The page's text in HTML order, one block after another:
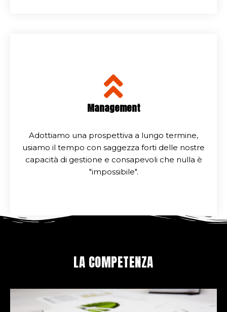
Management
Adottiamo una prospettiva a lungo termine,
usiamo il tempo con saggezza forti delle nostre
capacità di gestione e consapevoli che nulla è
"impossibile".
LA COMPETENZA